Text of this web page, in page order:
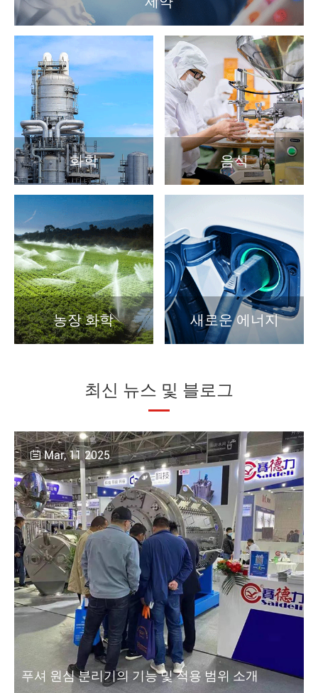
화학 음식
농장 화학 새로운 에너지
최신 뉴스 및 블로그
Mar, 11 2025
푸셔 원심 분리기의 기능 및 적용 범위 소개